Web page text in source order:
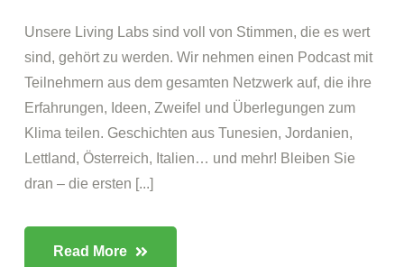
Unsere Living Labs sind voll von Stimmen, die es wert
sind, gehört zu werden. Wir nehmen einen Podcast mit
Teilnehmern aus dem gesamten Netzwerk auf, die ihre
Erfahrungen, Ideen, Zweifel und Überlegungen zum
Klima teilen. Geschichten aus Tunesien, Jordanien,
Lettland, Österreich, Italien… und mehr! Bleiben Sie
dran – die ersten [...]
Read More